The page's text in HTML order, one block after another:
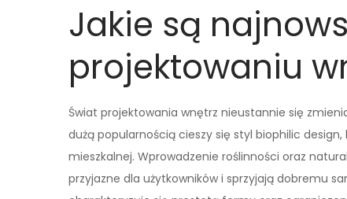
Jakie są
projektowaniu
Świat projektowania wnętrz nieustannie się
dużą popularnością cieszy się styl biophilic
mieszkalnej. Wprowadzenie roślinności oraz
przyjazne dla użytkowników i sprzyjają dobremu